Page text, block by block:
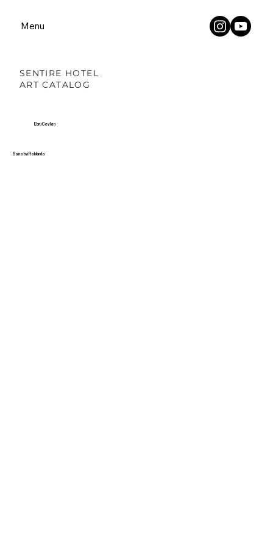
Menu
SENTIRE HOTEL
ART CATALOG
Ebru Ceylan
Sanatçı Hakkında